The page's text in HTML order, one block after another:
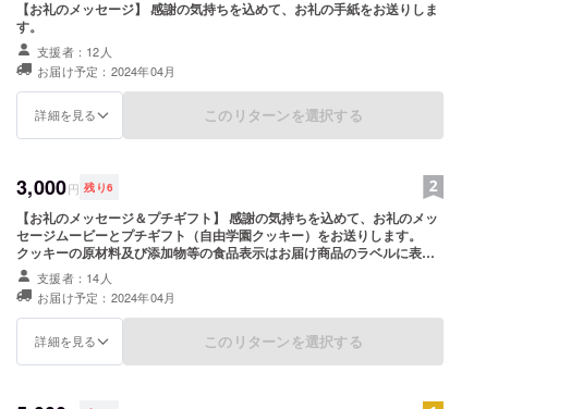
【お礼のメッセージ】 感謝の気持ちを込めて、お礼の手紙をお送りしま
す。
支援者：12人
お届け予定：2024年04月
詳細を見る このリターンを選択する
3,000円 残り6
【お礼のメッセージ＆プチギフト】 感謝の気持ちを込めて、お礼のメッ
セージムービーとプチギフト（自由学園クッキー）をお送りします。
クッキーの原材料及び添加物等の食品表示はお届け商品のラベルに表記
されます。 商品開封前には必ずお届けのリターンに貼付されたラベルや
注意書きをご確認ください。 【備考欄に記載してほしいこと】 アレル
ギー（小麦、卵、乳、ナッツ）はありませんか？
支援者：14人
お届け予定：2024年04月
詳細を見る このリターンを選択する